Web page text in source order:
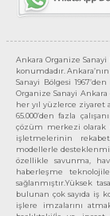
Ankara Organize Sanayi
konumdadır.
Sanayi Bölgesi
Organize Sanayi
her yıl yüzlerce ziyaret
65.000’den fazla
çözüm merkezi olarak
işletmelerinin
modellerle
özellikle savunma,
haberleşme
sağlanmıştır.Yüksek
bulunan çok sayıda iş
işlere imzalarını